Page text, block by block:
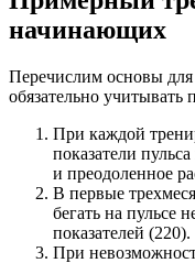
начинающих
Перечислим основы
обязательно учитывать
При каждой
показатели
и преодоленное
В первые
бегать на пульсе
показателей (220).
При